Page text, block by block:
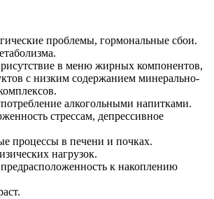
проблемы, гормональные сбои.
в меню жирных компонентов,
с низким содержанием минерально-
алкогольными напитками.
стрессам, депрессивное
процессы в печени и почках.
нагрузок.
предрасположенность к накоплению